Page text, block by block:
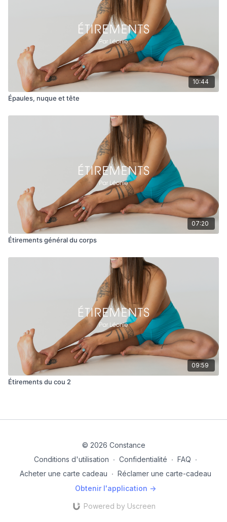
10:44
Épaules, nuque et tête
07:20
Étirements général du corps
09:59
Étirements du cou 2
© 2026 Constance
Conditions d'utilisation ∙ Confidentialité ∙ FAQ ∙
Acheter une carte cadeau ∙ Réclamer une carte-cadeau
Obtenir l'application ->
Powered by Uscreen